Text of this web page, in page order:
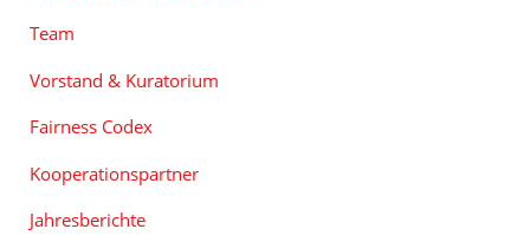
Team
Vorstand & Kuratorium
Fairness Codex
Kooperationspartner
Jahresberichte